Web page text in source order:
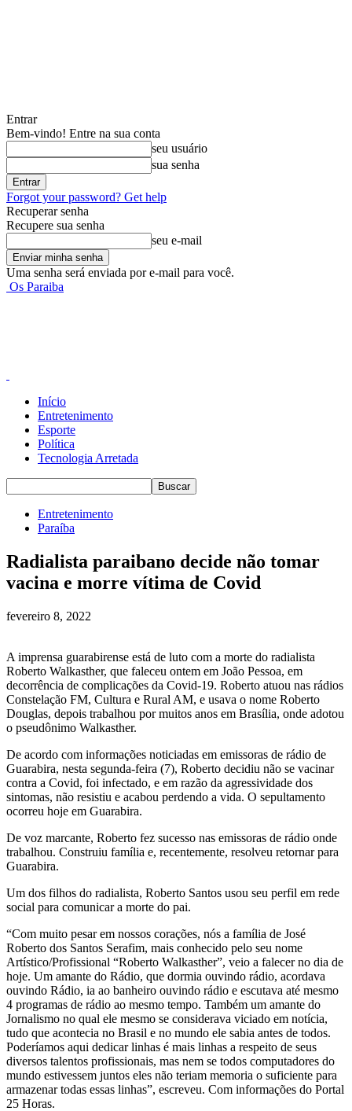
Entrar
Bem-vindo! Entre na sua conta
seu usuário
sua senha
Forgot your password? Get help
Recuperar senha
Recupere sua senha
seu e-mail
Uma senha será enviada por e-mail para você.
Os Paraiba
Início
Entretenimento
Esporte
Política
Tecnologia Arretada
Entretenimento
Paraíba
Radialista paraibano decide não tomar
vacina e morre vítima de Covid
fevereiro 8, 2022
A imprensa guarabirense está de luto com a morte do radialista
Roberto Walkasther, que faleceu ontem em João Pessoa, em
decorrência de complicações da Covid-19. Roberto atuou nas rádios
Constelação FM, Cultura e Rural AM, e usava o nome Roberto
Douglas, depois trabalhou por muitos anos em Brasília, onde adotou
o pseudônimo Walkasther.
De acordo com informações noticiadas em emissoras de rádio de
Guarabira, nesta segunda-feira (7), Roberto decidiu não se vacinar
contra a Covid, foi infectado, e em razão da agressividade dos
sintomas, não resistiu e acabou perdendo a vida. O sepultamento
ocorreu hoje em Guarabira.
De voz marcante, Roberto fez sucesso nas emissoras de rádio onde
trabalhou. Construiu família e, recentemente, resolveu retornar para
Guarabira.
Um dos filhos do radialista, Roberto Santos usou seu perfil em rede
social para comunicar a morte do pai.
“Com muito pesar em nossos corações, nós a família de José
Roberto dos Santos Serafim, mais conhecido pelo seu nome
Artístico/Profissional “Roberto Walkasther”, veio a falecer no dia de
hoje. Um amante do Rádio, que dormia ouvindo rádio, acordava
ouvindo Rádio, ia ao banheiro ouvindo rádio e escutava até mesmo
4 programas de rádio ao mesmo tempo. Também um amante do
Jornalismo no qual ele mesmo se considerava viciado em notícia,
tudo que acontecia no Brasil e no mundo ele sabia antes de todos.
Poderíamos aqui dedicar linhas é mais linhas a respeito de seus
diversos talentos profissionais, mas nem se todos computadores do
mundo estivessem juntos eles não teriam memoria o suficiente para
armazenar todas essas linhas”, escreveu. Com informações do Portal
25 Horas.